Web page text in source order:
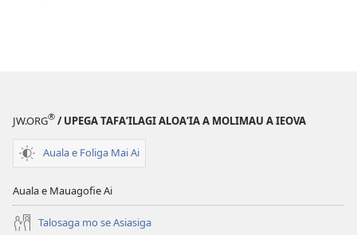
JW.ORG® / UPEGA TAFA‘ILAGI ALOA‘IA A MOLIMAU A IEOVA
Auala e Foliga Mai Ai
Auala e Mauagofie Ai
Talosaga mo se Asiasiga